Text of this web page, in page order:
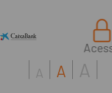
A A A